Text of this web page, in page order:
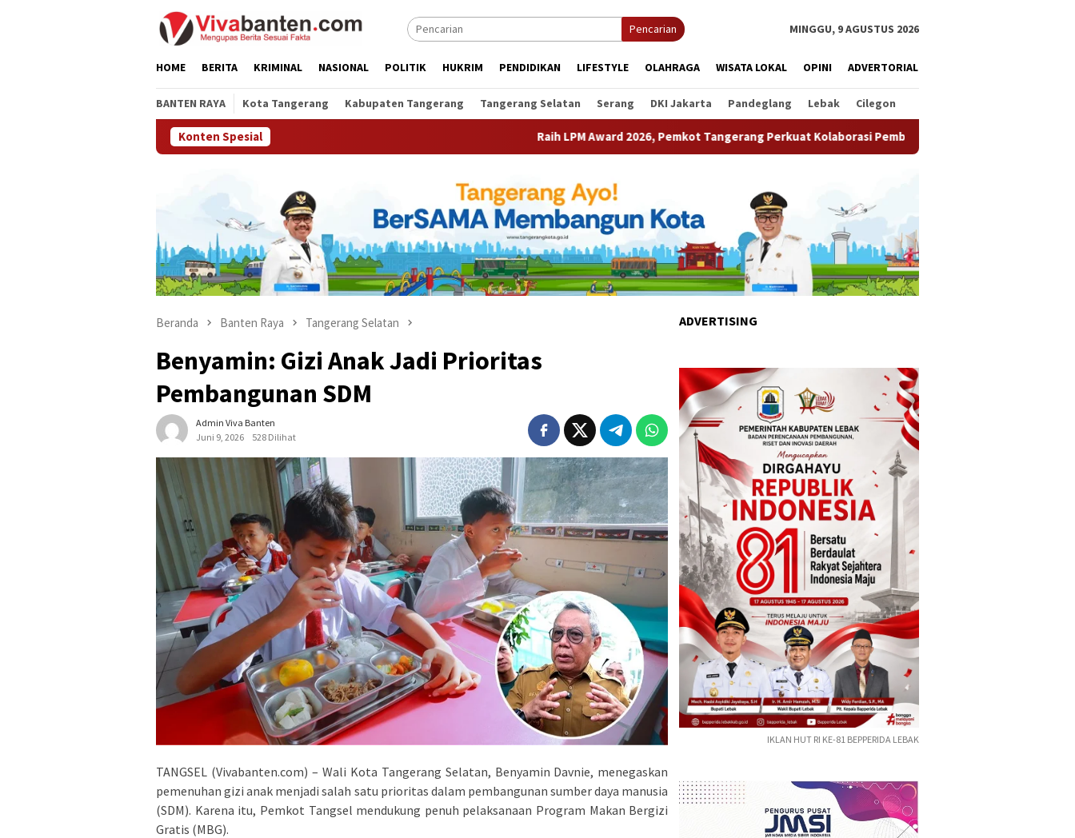
Pencarian MINGGU, 9 AGUSTUS 2026
HOME BERITA KRIMINAL NASIONAL POLITIK HUKRIM PENDIDIKAN LIFESTYLE OLAHRAGA WISATA LOKAL OPINI ADVERTORIAL
BANTEN RAYA Kota Tangerang Kabupaten Tangerang Tangerang Selatan Serang DKI Jakarta Pandeglang Lebak Cilegon
Konten Spesial Raih LPM Award 2026, Pemkot Tangerang Perkuat Kolaborasi Pemberdayaan Masyarakat
Beranda Banten Raya Tangerang Selatan
Benyamin: Gizi Anak Jadi Prioritas
Pembangunan SDM
Admin Viva Banten
Juni 9, 2026
528 Dilihat
TANGSEL (Vivabanten.com) – Wali Kota Tangerang Selatan, Benyamin Davnie, menegaskan
pemenuhan gizi anak menjadi salah satu prioritas dalam pembangunan sumber daya manusia
(SDM). Karena itu, Pemkot Tangsel mendukung penuh pelaksanaan Program Makan Bergizi
Gratis (MBG).
ADVERTISING
IKLAN HUT RI KE-81 BEPPERIDA LEBAK